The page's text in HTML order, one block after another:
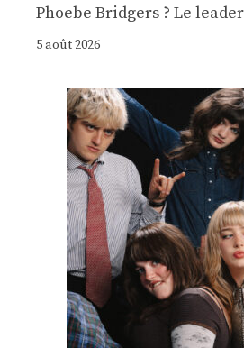
Phoebe Bridgers ? Le
5 août 2026